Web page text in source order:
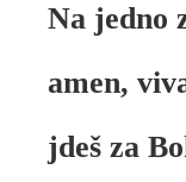
Na jedno
amen,
jdeš za